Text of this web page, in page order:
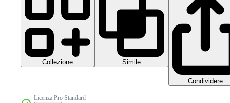
Collezione Simile
Condividere
Licenza Pro Standard